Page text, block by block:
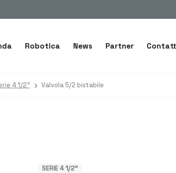
Robotica News Partner
4 1/2" Valvola 5/2 bistabile
SERIE 4 1/2"